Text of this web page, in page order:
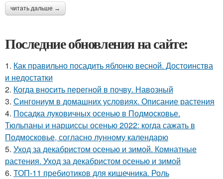
читать дальше →
Последние обновления на сайте:
1. Как правильно посадить яблоню весной. Достоинства
и недостатки
2. Когда вносить перегной в почву. Навозный
3. Сингониум в домашних условиях. Описание растения
4. Посадка луковичных осенью в Подмосковье.
Тюльпаны и нарциссы осенью 2022: когда сажать в
Подмосковье, согласно лунному календарю
5. Уход за декабристом осенью и зимой. Комнатные
растения. Уход за декабристом осенью и зимой
6. ТОП-11 пребиотиков для кишечника. Роль